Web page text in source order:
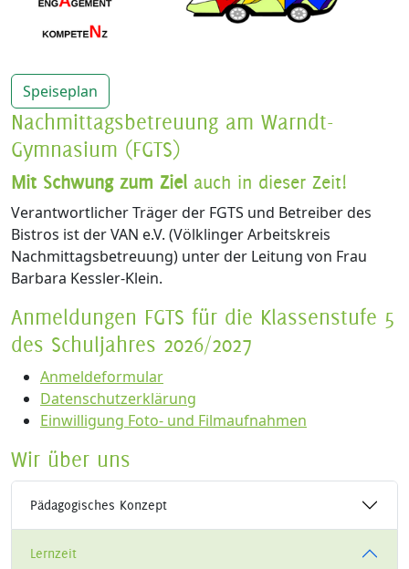
Speiseplan
Nachmittagsbetreuung am Warndt-
Gymnasium (FGTS)
Mit Schwung zum Ziel auch in dieser Zeit!
Verantwortlicher Träger der FGTS und Betreiber des
Bistros ist der VAN e.V. (Völklinger Arbeitskreis
Nachmittagsbetreuung) unter der Leitung von Frau
Barbara Kessler-Klein.
Anmeldungen FGTS für die Klassenstufe 5
des Schuljahres 2026/2027
Anmeldeformular
Datenschutzerklärung
Einwilligung Foto- und Filmaufnahmen
Wir über uns
Pädagogisches Konzept
Lernzeit